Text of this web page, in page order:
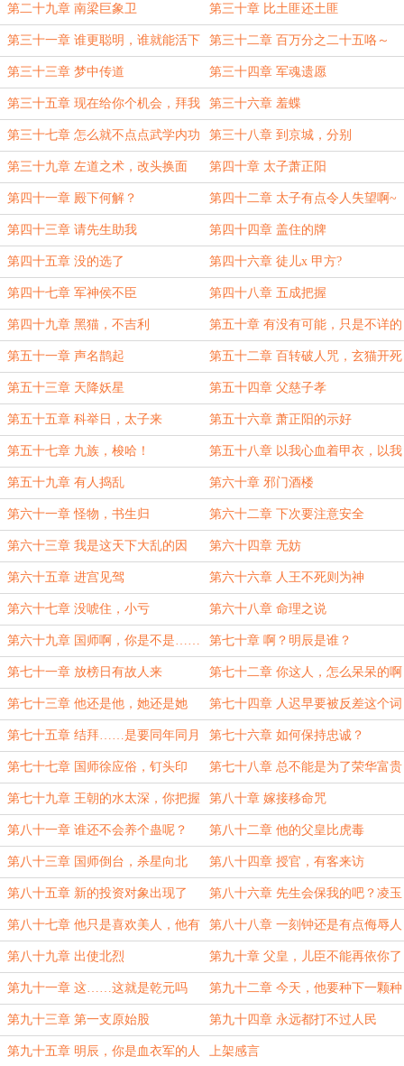
第二十九章 南梁巨象卫 第三十章 比土匪还土匪
第三十一章 谁更聪明，谁就能活下
来
第三十二章 百万分之二十五咯～
第三十三章 梦中传道 第三十四章 军魂遗愿
第三十五章 现在给你个机会，拜我
为师
第三十六章 羞蝶
第三十七章 怎么就不点点武学内功
这方面的科技树呢
第三十八章 到京城，分别
第三十九章 左道之术，改头换面 第四十章 太子萧正阳
第四十一章 殿下何解？ 第四十二章 太子有点令人失望啊~
第四十三章 请先生助我 第四十四章 盖住的牌
第四十五章 没的选了 第四十六章 徒儿x 甲方?
第四十七章 军神侯不臣 第四十八章 五成把握
第四十九章 黑猫，不吉利 第五十章 有没有可能，只是不详的
人本就倒霉呢？
第五十一章 声名鹊起 第五十二章 百转破人咒，玄猫开死
眸
第五十三章 天降妖星 第五十四章 父慈子孝
第五十五章 科举日，太子来 第五十六章 萧正阳的示好
第五十七章 九族，梭哈！ 第五十八章 以我心血着甲衣，以我
英魂殉太平
第五十九章 有人捣乱 第六十章 邪门酒楼
第六十一章 怪物，书生归 第六十二章 下次要注意安全
第六十三章 我是这天下大乱的因 第六十四章 无妨
第六十五章 进宫见驾 第六十六章 人王不死则为神
第六十七章 没唬住，小亏 第六十八章 命理之说
第六十九章 国师啊，你是不是……
不如他？
第七十章 啊？明辰是谁？
第七十一章 放榜日有故人来 第七十二章 你这人，怎么呆呆的啊
～
第七十三章 他还是他，她还是她 第七十四章 人迟早要被反差这个词
害死
第七十五章 结拜……是要同年同月
同日死的
第七十六章 如何保持忠诚？
第七十七章 国师徐应俗，钉头印 第七十八章 总不能是为了荣华富贵
吧
第七十九章 王朝的水太深，你把握
不住的
第八十章 嫁接移命咒
第八十一章 谁还不会养个蛊呢？ 第八十二章 他的父皇比虎毒
第八十三章 国师倒台，杀星向北 第八十四章 授官，有客来访
第八十五章 新的投资对象出现了 第八十六章 先生会保我的吧？凌玉
首战
第八十七章 他只是喜欢美人，他有
什么错？！
第八十八章 一刻钟还是有点侮辱人
了
第八十九章 出使北烈 第九十章 父皇，儿臣不能再依你了
第九十一章 这……这就是乾元吗 第九十二章 今天，他要种下一颗种
子
第九十三章 第一支原始股 第九十四章 永远都打不过人民
第九十五章 明辰，你是血衣军的人 上架感言